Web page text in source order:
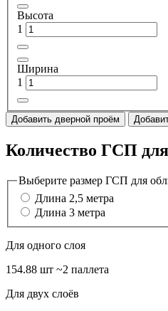
Высота
1
Ширина
1
Добавить дверной проём
Количество ГСП
Выберите размер ГСП для
Длина 2,5 метра
Длина 3 метра
Для одного слоя
154.88 шт ~2 паллета
Для двух слоёв